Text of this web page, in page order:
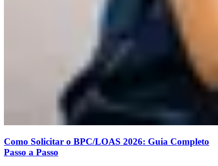
Como Solicitar o BPC/LOAS 2026: Guia Completo
Passo a Passo